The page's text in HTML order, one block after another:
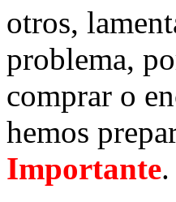
otros,
problema,
comprar o
hemos
Importante.